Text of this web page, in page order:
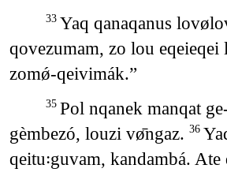
33 Yaq qanaqanus
qovezumam, zo lou eqeieqei
zomǿ-qeivimák.”
35 Pol nqanek manqat
gèmbezó, louzi vø̄ngaz. 36
qeitu꞉guvam, kandambá.